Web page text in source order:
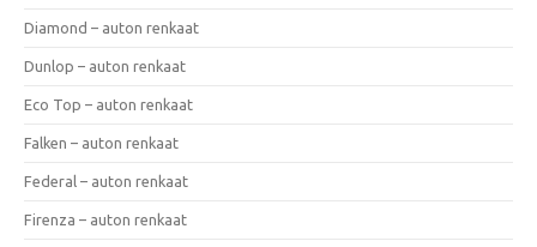
Diamond – auton renkaat
Dunlop – auton renkaat
Eco Top – auton renkaat
Falken – auton renkaat
Federal – auton renkaat
Firenza – auton renkaat